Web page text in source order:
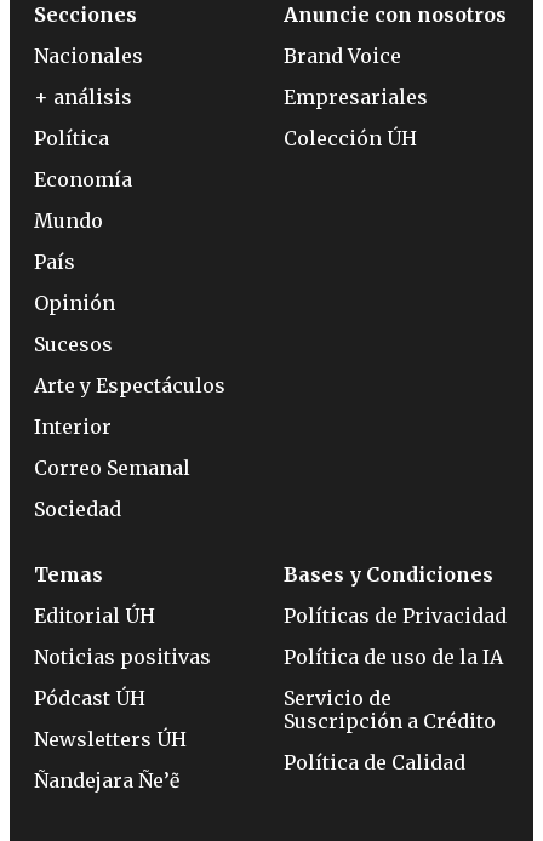
Secciones
Nacionales
+ análisis
Política
Economía
Mundo
País
Opinión
Sucesos
Arte y Espectáculos
Interior
Correo Semanal
Sociedad
Anuncie con nosotros
Brand Voice
Empresariales
Colección ÚH
Temas
Editorial ÚH
Noticias positivas
Pódcast ÚH
Newsletters ÚH
Ñandejara Ñe’ẽ
Bases y Condiciones
Políticas de Privacidad
Política de uso de la IA
Servicio de
Suscripción a Crédito
Política de Calidad